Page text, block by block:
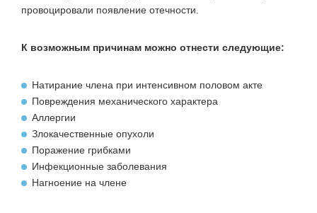
провоцировали появление отечности.
К возможным причинам можно отнести следующие:
Натирание члена при интенсивном половом акте
Повреждения механического характера
Аллергии
Злокачественные опухоли
Поражение грибками
Инфекционные заболевания
Нагноение на члене